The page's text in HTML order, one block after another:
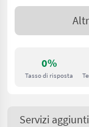
0%
Tasso di risposta
Servizi